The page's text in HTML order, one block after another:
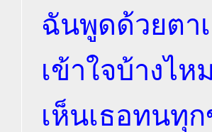
ฉันพูดด้วยตา
เข้าใจบ้างไ
เห็นเธอทนทุ